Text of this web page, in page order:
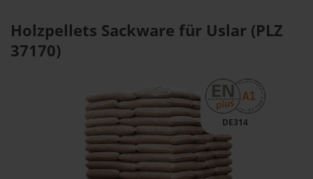
Holzpellets Sackware für Uslar (PLZ
37170)
DE314